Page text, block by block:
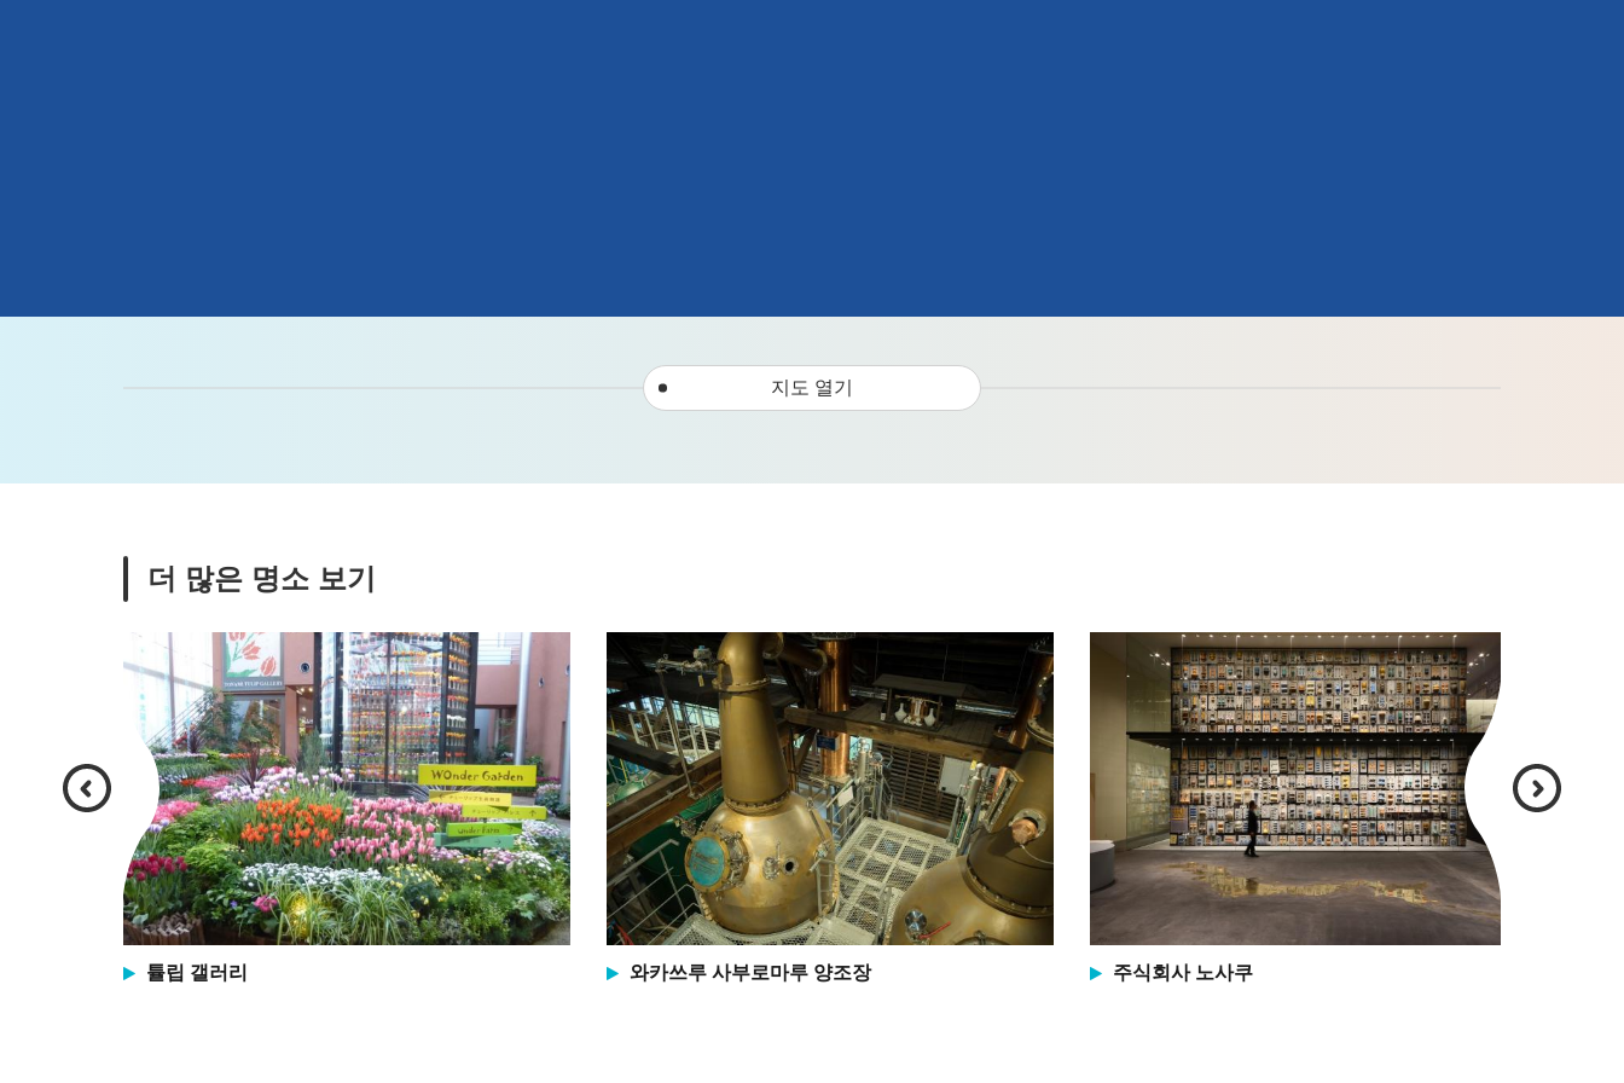
지도 열기
더 많은 명소 보기
튤립 갤러리 와카쓰루 사부로마루 양조장 주식회사 노사쿠